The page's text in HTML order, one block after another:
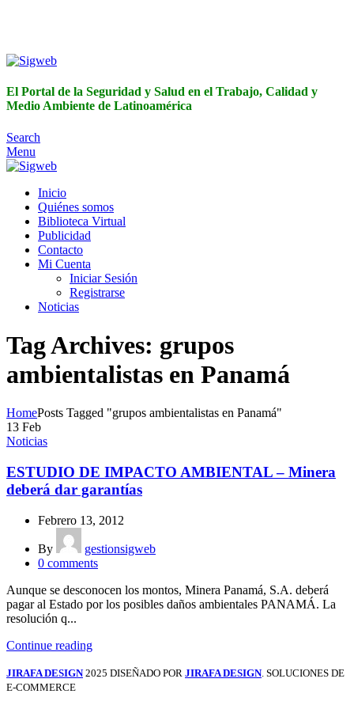
El Portal de la Seguridad y Salud en el Trabajo, Calidad y
Medio Ambiente de Latinoamérica
Search
Menu
Inicio
Quiénes somos
Biblioteca Virtual
Publicidad
Contacto
Mi Cuenta
Iniciar Sesión
Registrarse
Noticias
Tag Archives: grupos
ambientalistas en Panamá
HomePosts Tagged "grupos ambientalistas en Panamá"
13 Feb
Noticias
ESTUDIO DE IMPACTO AMBIENTAL – Minera
deberá dar garantías
Febrero 13, 2012
By
gestionsigweb
0 comments
Aunque se desconocen los montos, Minera Panamá, S.A. deberá
pagar al Estado por los posibles daños ambientales PANAMÁ. La
resolución q...
Continue reading
JIRAFA DESIGN 2025 DISEÑADO POR JIRAFA DESIGN. SOLUCIONES DE
E-COMMERCE